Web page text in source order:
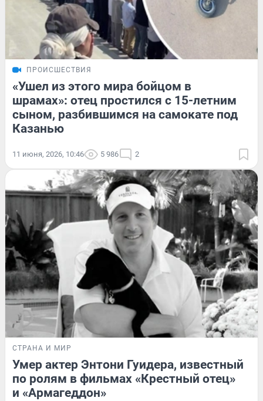
ПРОИСШЕСТВИЯ
«Ушел из этого мира бойцом в
шрамах»: отец простился с 15-летним
сыном, разбившимся на самокате под
Казанью
11 июня, 2026, 10:46 5 986 2
СТРАНА И МИР
Умер актер Энтони Гуидера, известный
по ролям в фильмах «Крестный отец»
и «Армагеддон»